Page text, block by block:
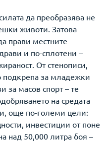
да преобразява не
животи. Затова
прави местните
и по-сплотени –
От стенописи,
подкрепа за младежки
за масов спорт – те
на средата
още по-големи цели:
инвестиции от поне
над 50,000 литра боя –